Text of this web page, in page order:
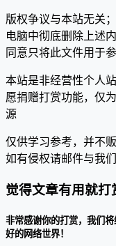
版权争议与本站无关
电脑中彻底删除上述
同意只将此文件用于
本站是非经营性个人
愿捐赠打赏功能，仅
源
仅供学习参考，并不
如有侵权请邮件与我
觉得文章有用就打
非常感谢你的打赏，我们
好的网络世界！